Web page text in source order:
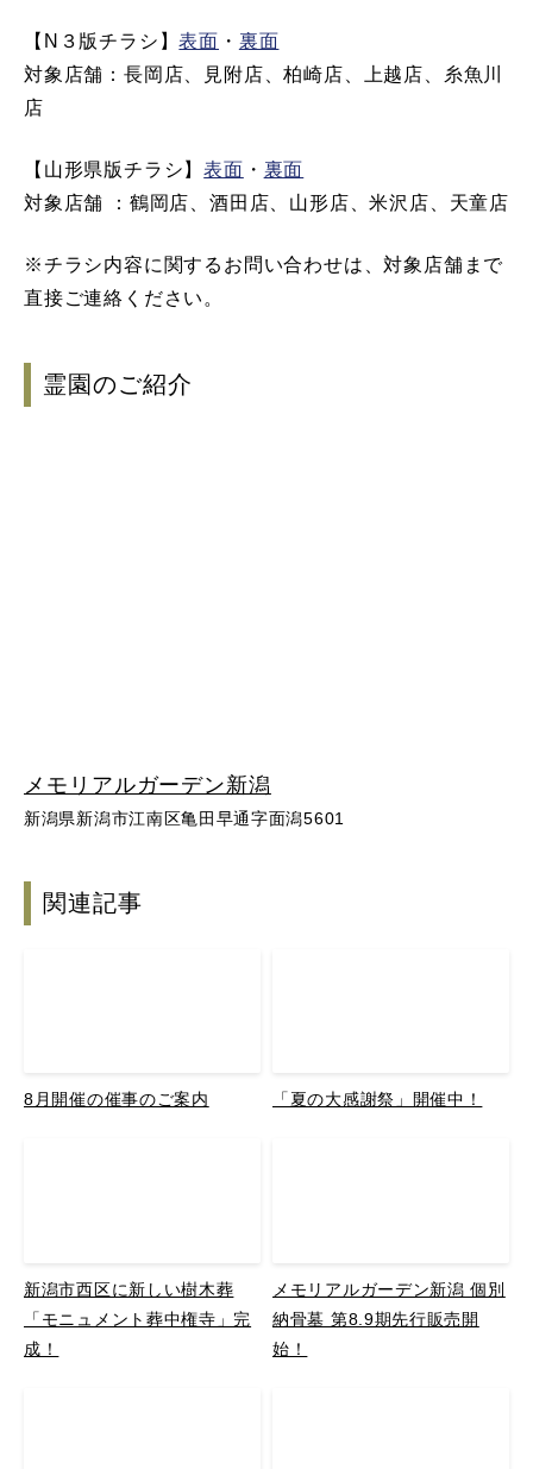
【N３版チラシ】表面 ・ 裏面
対象店舗：長岡店、見附店、柏崎店、上越店、糸魚川
店
【山形県版チラシ】表面 ・ 裏面
対象店舗 ：鶴岡店、酒田店、山形店、米沢店、天童店
※チラシ内容に関するお問い合わせは、対象店舗まで
直接ご連絡ください。
霊園のご紹介
メモリアルガーデン新潟
新潟県新潟市江南区亀田早通字面潟5601
関連記事
8月開催の催事のご案内 「夏の大感謝祭」開催中！
新潟市西区に新しい樹木葬
「モニュメント葬中権寺」完
成！
メモリアルガーデン新潟 個別
納骨墓 第8.9期先行販売開
始！